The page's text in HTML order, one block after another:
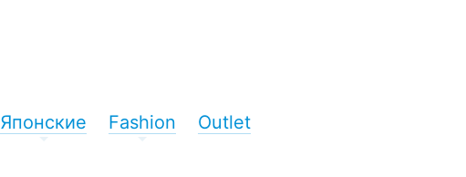
Японские Fashion Outlet